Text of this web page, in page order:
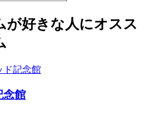
が好きな人にオスス
念館